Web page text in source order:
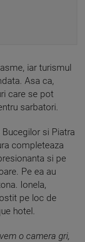
iar turismul
Asa ca,
care se pot
sarbatori.
si Piatra
completeaza
si pe
Pe ea au
Ionela,
pe loc de
hotel.
o camera gri,